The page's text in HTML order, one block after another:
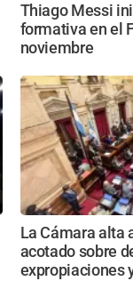
Thiago Messi
formativa en el
noviembre
La Cámara alta
acotado sobre
expropiaciones